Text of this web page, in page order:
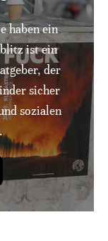
haben ein
ist ein
der
sicher
sozialen